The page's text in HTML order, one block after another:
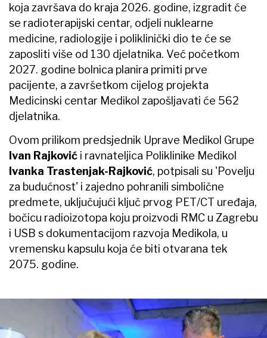
koja završava do kraja 2026. godine, izgradit će
se radioterapijski centar, odjeli nuklearne
medicine, radiologije i poliklinički dio te će se
zaposliti više od 130 djelatnika. Već početkom
2027. godine bolnica planira primiti prve
pacijente, a završetkom cijelog projekta
Medicinski centar Medikol zapošljavati će 562
djelatnika.
Ovom prilikom predsjednik Uprave Medikol Grupe
Ivan Rajković i ravnateljica Poliklinike Medikol
Ivanka Trastenjak-Rajković, potpisali su 'Povelju
za budućnost' i zajedno pohranili simbolične
predmete, uključujući ključ prvog PET/CT uređaja,
bočicu radioizotopa koju proizvodi RMC u Zagrebu
i USB s dokumentacijom razvoja Medikola, u
vremensku kapsulu koja će biti otvarana tek
2075. godine.